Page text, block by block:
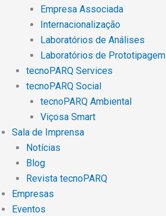
Empresa Associada
Internacionalização
Laboratórios de Análises
Laboratórios de Prototipagem
tecnoPARQ Services
tecnoPARQ Social
tecnoPARQ Ambiental
Viçosa Smart
Sala de Imprensa
Notícias
Blog
Revista tecnoPARQ
Empresas
Eventos